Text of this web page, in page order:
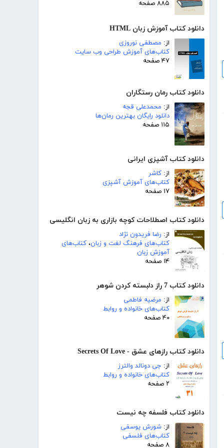
۸۸۵ صفحه
دانلود کتاب آموزش زبان HTML
از: مصطفی نوروزی
کتاب‌های آموزش طراحی وب سایت
۴۷ صفحه
دانلود کتاب رمان رستگاران
از: محمدعلی قجه
دانلود رایگان بهترین رمان‌ها
۱۱۵ صفحه
دانلود کتاب آشپزی ایرانی
از: کاشر
کتاب‌های آموزش آشپزی
۱۷ صفحه
دانلود کتاب اصطلاحات کوچه بازاری به زبان انگلیسی
از: رضا فریدون نژاد
کتاب‌های فرهنگ لغت و زبان، کتاب‌های
آموزش زبان
۱۴ صفحه
دانلود کتاب 7 راز دلبسته کردن شوهر
از: مرضیه فاطمی
کتاب‌های خانواده و روابط
۴۰ صفحه
دانلود کتاب رازهای عشق - Secrets Of Love
از: جی دونالد والترز
کتاب‌های خانواده و روابط
۲ صفحه
دانلود کتاب فلسفه چه نیست
از: شورش یوسفی
کتاب‌های فلسفی
۸ صفحه